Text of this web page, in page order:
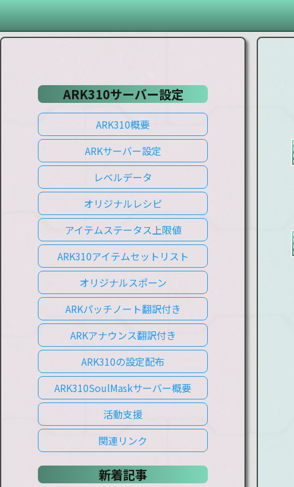
ARK310サーバー設定
ARK310概要
ARKサーバー設定
レベルデータ
オリジナルレシピ
アイテムステータス上限値
ARK310アイテムセットリスト
オリジナルスポーン
ARKパッチノート翻訳付き
ARKアナウンス翻訳付き
ARK310の設定配布
ARK310SoulMaskサーバー概要
活動支援
関連リンク
新着記事